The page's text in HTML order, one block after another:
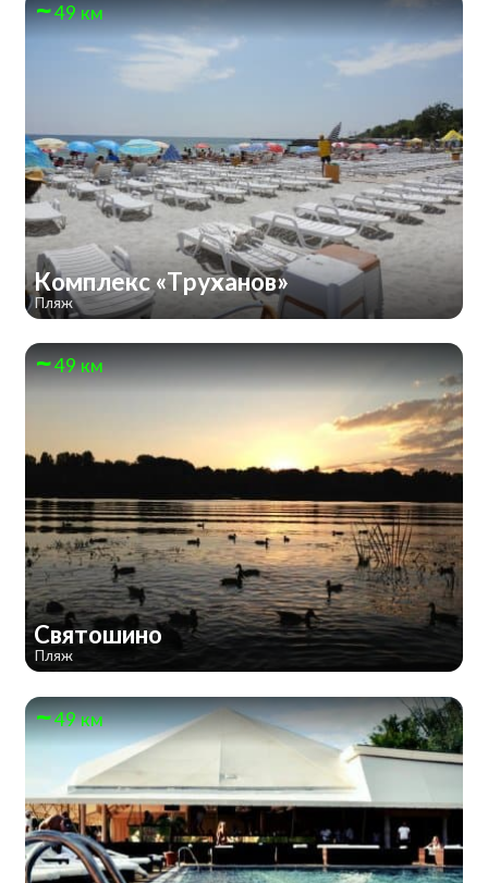
49 км
Комплекс «Труханов»
Пляж
49 км
Святошино
Пляж
49 км